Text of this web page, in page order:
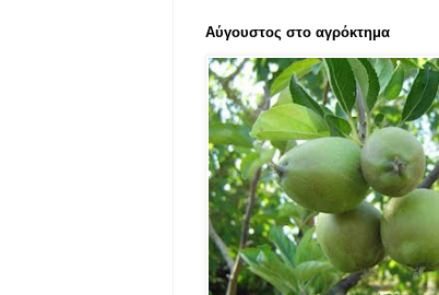
Αύγουστος στο αγρόκτημα